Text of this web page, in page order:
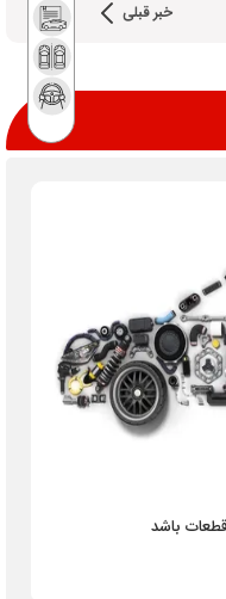
خبر قبلی
قطعات باشد